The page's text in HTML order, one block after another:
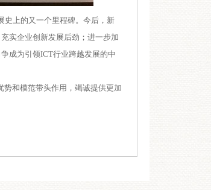
上的又一个里程碑。今后， 新
实企业创新发展后劲；进一步加
成为引领ICT行业跨越发展的中
和模范带头作用，竭诚提供更加